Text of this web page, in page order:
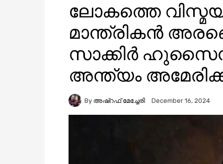
ലോകത്തെ
മാന്ത്രികൻ
സാക്കിര്‍
അന്ത്യം
By അഷ്റഫ് മേച്ചേരി December 16, 2024